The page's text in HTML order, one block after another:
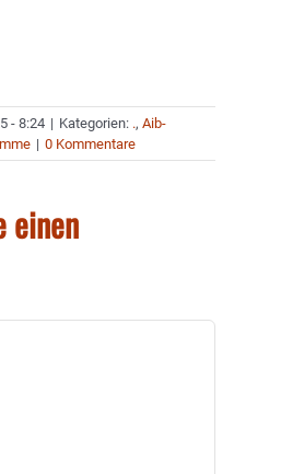
- 8:24 | Kategorien: ., Aib-
| 0 Kommentare
einen